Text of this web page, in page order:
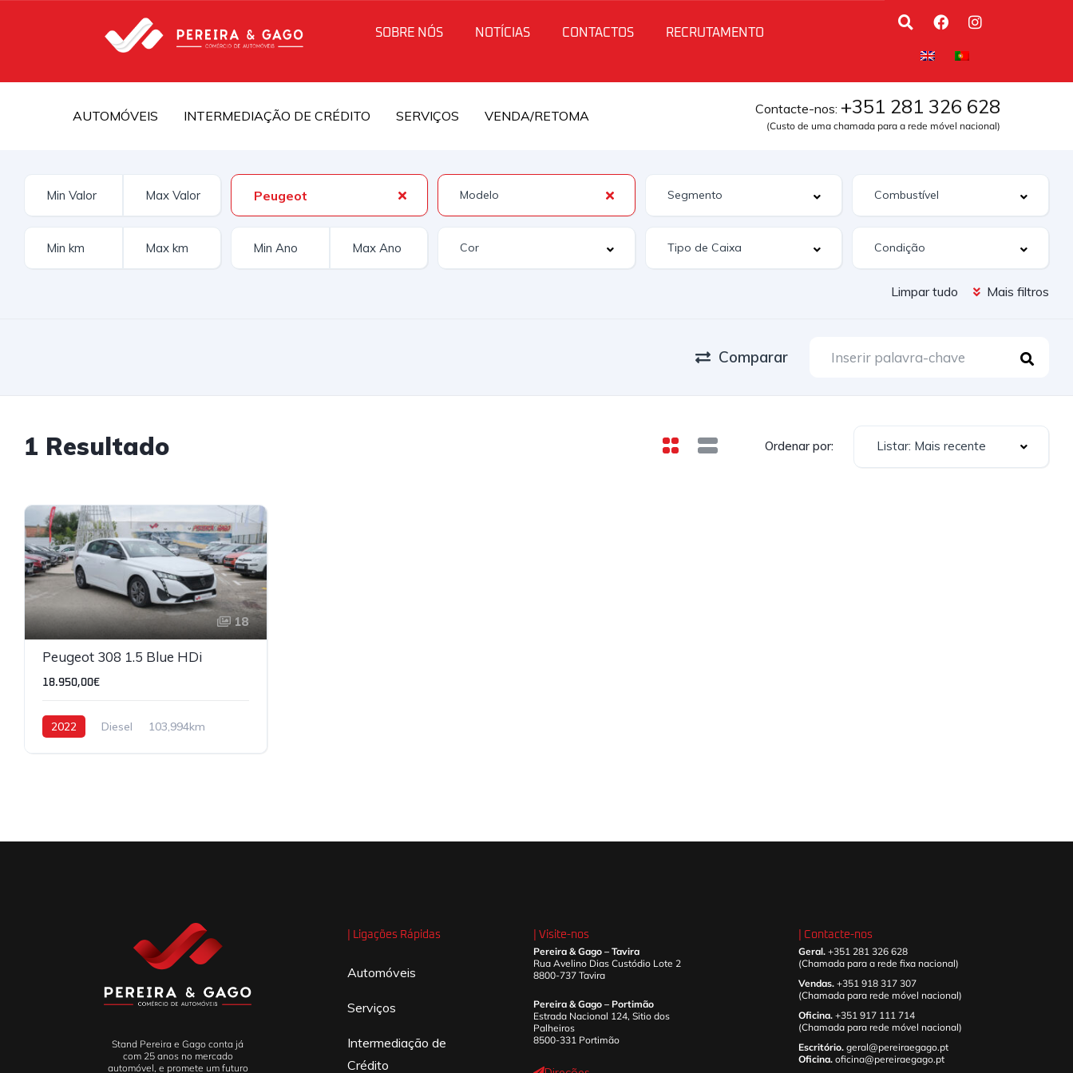
SOBRE NÓS NOTÍCIAS CONTACTOS RECRUTAMENTO
AUTOMÓVEIS INTERMEDIAÇÃO DE CRÉDITO SERVIÇOS VENDA/RETOMA Contacte-nos: +351 281 326 628
(Custo de uma chamada para a rede móvel nacional)
Peugeot
Limpar tudo Mais filtros
Comparar
1 Resultado Ordenar por: Listar: Mais recente
18
Peugeot 308 1.5 Blue HDi
18.950,00€
2022 Diesel 103,994km
Stand Pereira e Gago conta já
com 25 anos no mercado
automóvel, e promete um futuro
| Ligações Rápidas
Automóveis
Serviços
Intermediação de
Crédito
| Visite-nos
Pereira & Gago – Tavira
Rua Avelino Dias Custódio Lote 2
8800-737 Tavira
Pereira & Gago – Portimão
Estrada Nacional 124, Sitio dos
Palheiros
8500-331 Portimão
| Contacte-nos
Geral. +351 281 326 628
(Chamada para a rede fixa nacional)
Vendas. +351 918 317 307
(Chamada para rede móvel nacional)
Oficina. +351 917 111 714
(Chamada para rede móvel nacional)
Escritório. geral@pereiraegago.pt
Oficina. oficina@pereiraegago.pt